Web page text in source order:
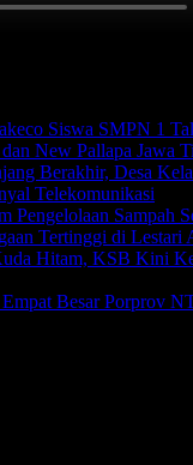
Siswa SMPN 1
New Pallapa Jawa
Berakhir, Desa
Telekomunikasi
Pengelolaan Sampah
Tertinggi di Lestari
Hitam, KSB Kini
Besar Porprov